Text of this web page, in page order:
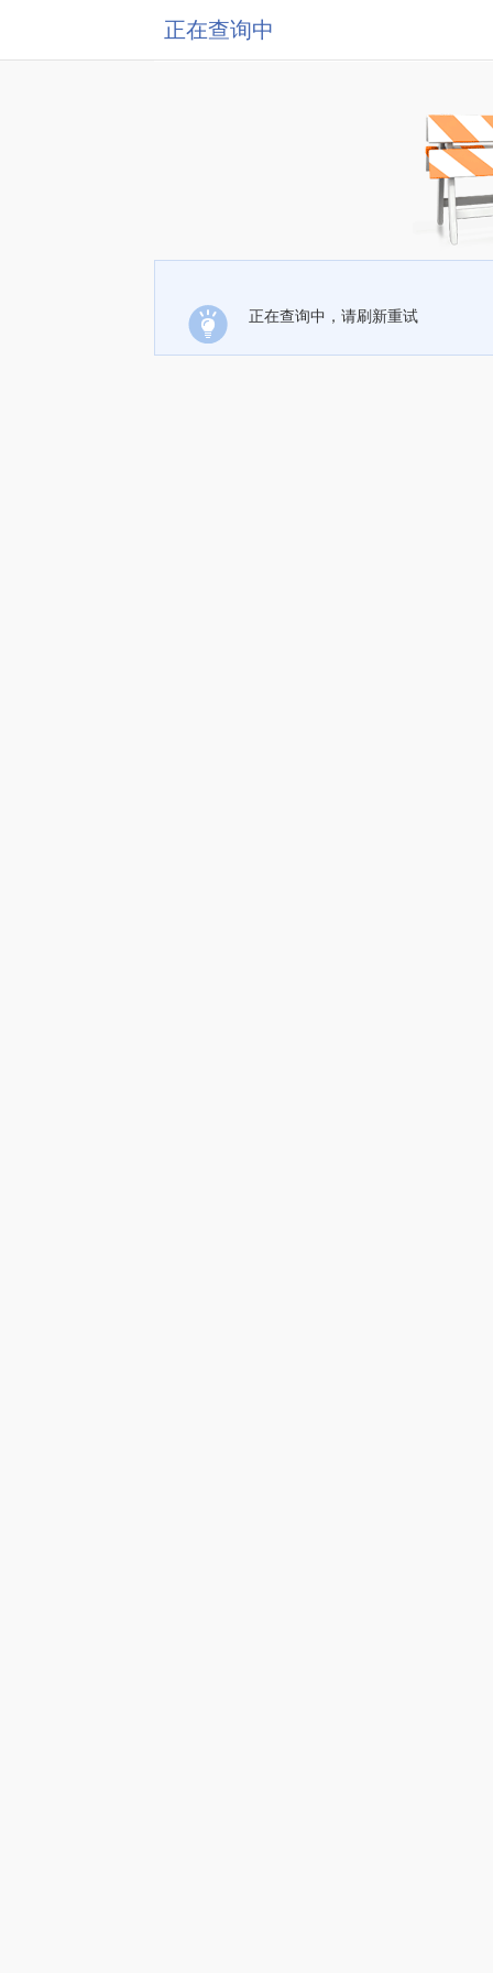
正在查询中
正在查询中，请刷新重试